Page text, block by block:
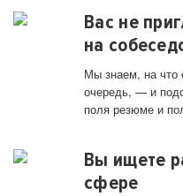
Вас не
на
Мы знаем, на что
очередь, — и
поля резюме и
Вы ищете
сфере